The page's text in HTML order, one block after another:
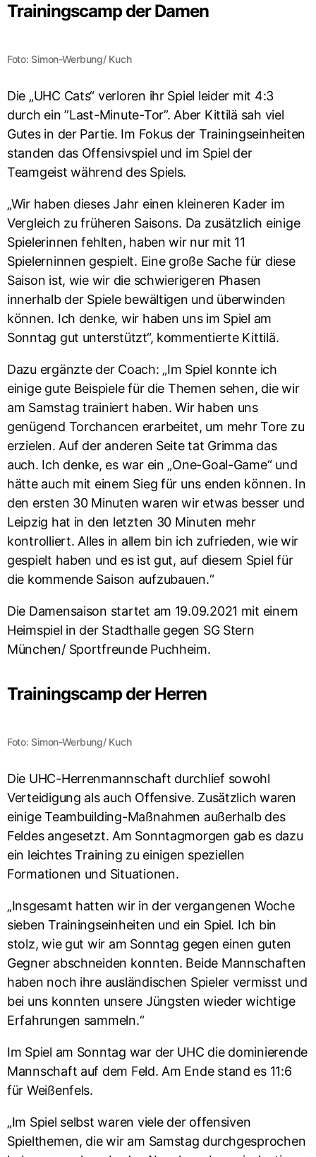
Trainingscamp der Damen
Foto: Simon-Werbung/ Kuch
Die „UHC Cats“ verloren ihr Spiel leider mit 4:3
durch ein ”Last-Minute-Tor”. Aber Kittilä sah viel
Gutes in der Partie. Im Fokus der Trainingseinheiten
standen das Offensivspiel und im Spiel der
Teamgeist während des Spiels.
„Wir haben dieses Jahr einen kleineren Kader im
Vergleich zu früheren Saisons. Da zusätzlich einige
Spielerinnen fehlten, haben wir nur mit 11
Spielerninnen gespielt. Eine große Sache für diese
Saison ist, wie wir die schwierigeren Phasen
innerhalb der Spiele bewältigen und überwinden
können. Ich denke, wir haben uns im Spiel am
Sonntag gut unterstützt“, kommentierte Kittilä.
Dazu ergänzte der Coach: „Im Spiel konnte ich
einige gute Beispiele für die Themen sehen, die wir
am Samstag trainiert haben. Wir haben uns
genügend Torchancen erarbeitet, um mehr Tore zu
erzielen. Auf der anderen Seite tat Grimma das
auch. Ich denke, es war ein „One-Goal-Game“ und
hätte auch mit einem Sieg für uns enden können. In
den ersten 30 Minuten waren wir etwas besser und
Leipzig hat in den letzten 30 Minuten mehr
kontrolliert. Alles in allem bin ich zufrieden, wie wir
gespielt haben und es ist gut, auf diesem Spiel für
die kommende Saison aufzubauen.“
Die Damensaison startet am 19.09.2021 mit einem
Heimspiel in der Stadthalle gegen SG Stern
München/ Sportfreunde Puchheim.
Trainingscamp der Herren
Foto: Simon-Werbung/ Kuch
Die UHC-Herrenmannschaft durchlief sowohl
Verteidigung als auch Offensive. Zusätzlich waren
einige Teambuilding-Maßnahmen außerhalb des
Feldes angesetzt. Am Sonntagmorgen gab es dazu
ein leichtes Training zu einigen speziellen
Formationen und Situationen.
„Insgesamt hatten wir in der vergangenen Woche
sieben Trainingseinheiten und ein Spiel. Ich bin
stolz, wie gut wir am Sonntag gegen einen guten
Gegner abschneiden konnten. Beide Mannschaften
haben noch ihre ausländischen Spieler vermisst und
bei uns konnten unsere Jüngsten wieder wichtige
Erfahrungen sammeln.“
Im Spiel am Sonntag war der UHC die dominierende
Mannschaft auf dem Feld. Am Ende stand es 11:6
für Weißenfels.
„Im Spiel selbst waren viele der offensiven
Spielthemen, die wir am Samstag durchgesprochen